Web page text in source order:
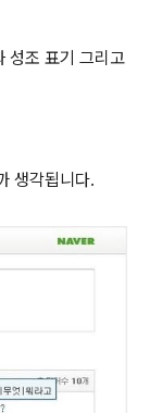
성조 표기 그리고
생각됩니다.